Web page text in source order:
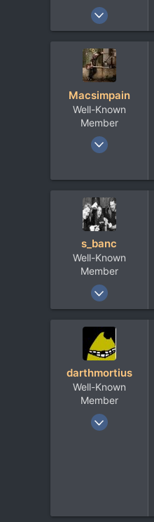
27 Окт 2018
3.078
1.405
Macsimpain
Well-Known
Member
13 Апр 2020
93
s_banc
Well-Known
Member
29 Сен 2021
vk.com
darthmortius
Well-Known
Member
27 Окт 2018